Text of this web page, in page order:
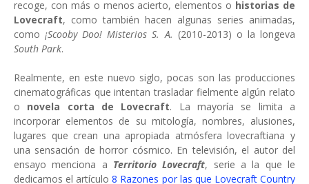
recoge, con más o menos acierto, elementos o historias de
Lovecraft, como también hacen algunas series animadas,
como¡Scooby Doo! Misterios S. A. (2010-2013) o la longeva
South Park.
Realmente, en este nuevo siglo, pocas son las producciones
cinematográficas que intentan trasladar fielmente algún relato
o novela corta de Lovecraft. La mayoría se limita a
incorporar elementos de su mitología, nombres, alusiones,
lugares que crean una apropiada atmósfera lovecraftiana y
una sensación de horror cósmico. En televisión, el autor del
ensayo menciona a Territorio Lovecraft, serie a la que le
dedicamos el artículo8 Razones por las que Lovecraft Country